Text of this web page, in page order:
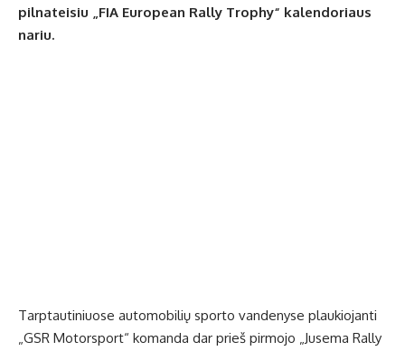
pilnateisiu „FIA European Rally Trophy“ kalendoriaus
nariu.
Tarptautiniuose automobilių sporto vandenyse plaukiojanti
„GSR Motorsport“ komanda dar prieš pirmojo „Jusema Rally